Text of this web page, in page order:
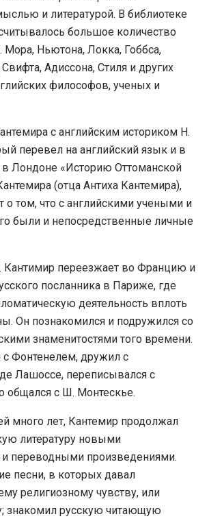
и литературой. В библиотеке
большое количество
Мора, Ньютона, Локка, Гоббса,
Адиссона, Стиля и других
философов, ученых и
с английским историком Н.
перевел на английский язык и в
в Лондоне «Историю Оттоманской
(отца Антиха Кантемира),
о том, что с английскими учеными и
были и непосредственные личные
Кантимир переезжает во Францию и
посланника в Париже, где
деятельность вплоть
Он познакомился и подружился со
знаменитостями того времени.
с Фонтенелем, дружил с
Лашоссе, переписывался с
общался с Ш. Монтескье.
много лет, Кантемир продолжал
литературу новыми
переводными произведениями.
песни, в которых давал
религиозному чувству, или
знакомил русскую читающую